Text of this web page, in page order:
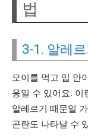
법
3-1. 알레
오이를 먹고 입 안
응일 수 있어요. 이
알레르기 때문일
곤란도 나타날 수